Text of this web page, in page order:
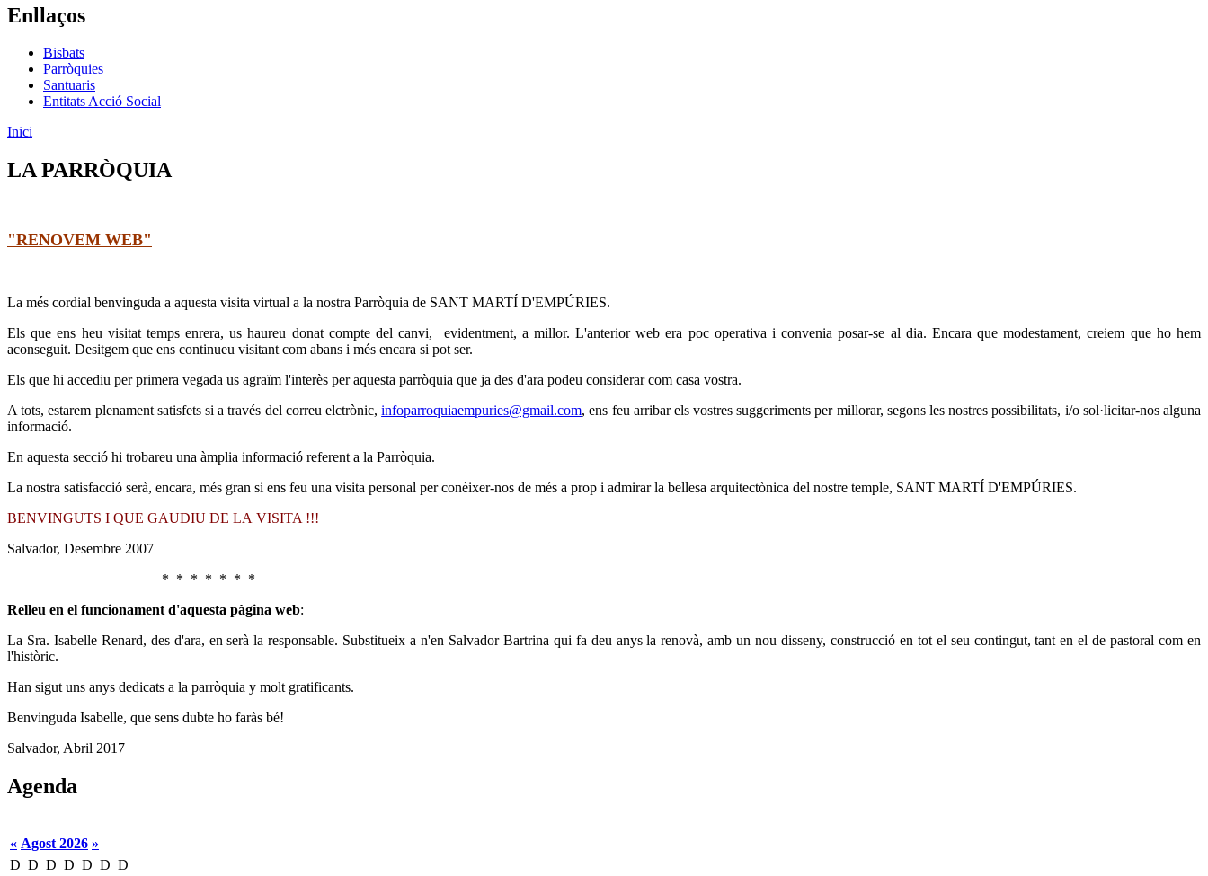
Enllaços
Bisbats
Parròquies
Santuaris
Entitats Acció Social
Inici
LA PARRÒQUIA
"RENOVEM WEB"
La més cordial benvinguda a aquesta visita virtual a la nostra Parròquia de SANT MARTÍ D'EMPÚRIES.
Els que ens heu visitat temps enrera, us haureu donat compte del canvi, evidentment, a millor. L'anterior web era poc operativa i convenia posar-se al dia. Encara que modestament, creiem que ho hem
aconseguit. Desitgem que ens continueu visitant com abans i més encara si pot ser.
Els que hi accediu per primera vegada us agraïm l'interès per aquesta parròquia que ja des d'ara podeu considerar com casa vostra.
A tots, estarem plenament satisfets si a través del correu elctrònic,infoparroquiaempuries@gmail.com, ens feu arribar els vostres suggeriments per millorar, segons les nostres possibilitats, i/o sol·licitar-nos alguna
informació.
En aquesta secció hi trobareu una àmplia informació referent a la Parròquia.
La nostra satisfacció serà, encara, més gran si ens feu una visita personal per conèixer-nos de més a prop i admirar la bellesa arquitectònica del nostre temple, SANT MARTÍ D'EMPÚRIES.
BENVINGUTS I QUE GAUDIU DE LA VISITA !!!
Salvador, Desembre 2007
* * * * * * *
Relleu en el funcionament d'aquesta pàgina web:
La Sra. Isabelle Renard, des d'ara, en serà la responsable. Substitueix a n'en Salvador Bartrina qui fa deu anys la renovà, amb un nou disseny, construcció en tot el seu contingut, tant en el de pastoral com en
l'històric.
Han sigut uns anys dedicats a la parròquia y molt gratificants.
Benvinguda Isabelle, que sens dubte ho faràs bé!
Salvador, Abril 2017
Agenda
« Agost 2026 »
D D D D D D D